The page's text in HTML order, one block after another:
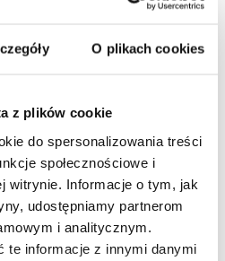
O plikach cookies
z plików cookie
do spersonalizowania treści
społecznościowe i
witrynie. Informacje o tym, jak
udostępniamy partnerom
i analitycznym.
te informacje z innymi danymi
do